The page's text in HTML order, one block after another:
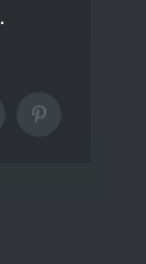
Pinterest